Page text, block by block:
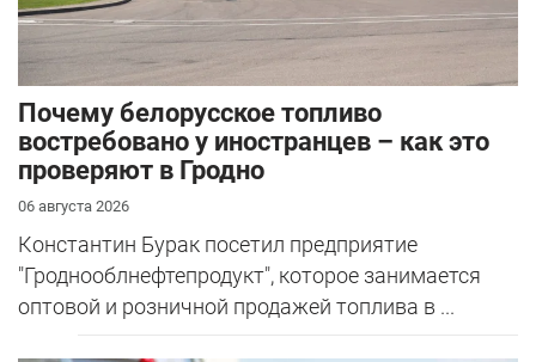
Почему белорусское топливо
востребовано у иностранцев – как это
проверяют в Гродно
06 августа 2026
Константин Бурак посетил предприятие
"Гроднооблнефтепродукт", которое занимается
оптовой и розничной продажей топлива в ...